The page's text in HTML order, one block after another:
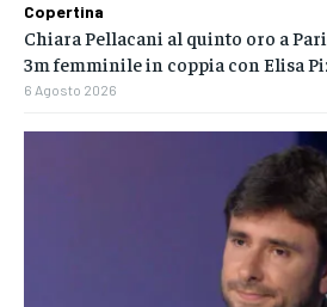
Copertina
Chiara Pellacani al quinto oro a
3m femminile in coppia con Elisa
6 Agosto 2026